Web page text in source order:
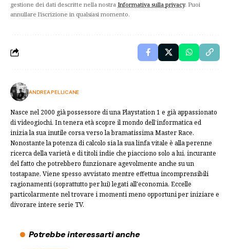
gestione dei dati descritte nella nostra Informativa sulla privacy. Puoi
annullare l'iscrizione in qualsiasi momento.
ANDREA PELLICANE
Nasce nel 2000 già possessore di una Playstation 1 e già appassionato
di videogiochi. In tenera età scopre il mondo dell’informatica ed
inizia la sua inutile corsa verso la bramatissima Master Race.
Nonostante la potenza di calcolo sia la sua linfa vitale è alla perenne
ricerca della varietà e di titoli indie che piacciono solo a lui, incurante
del fatto che potrebbero funzionare agevolmente anche su un
tostapane. Viene spesso avvistato mentre effettua incomprensibili
ragionamenti (soprattutto per lui) legati all'economia. Eccelle
particolarmente nel trovare i momenti meno opportuni per iniziare e
divorare intere serie TV.
Potrebbe interessarti anche